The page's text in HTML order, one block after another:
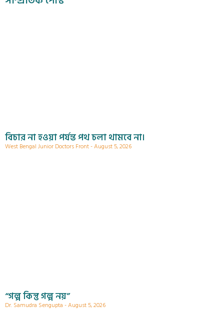
বিচার না হওয়া পর্যন্ত পথ চলা থামবে না।
West Bengal Junior Doctors Front August 5, 2026
“গল্প কিন্তু গল্প নয়”
Dr. Samudra Sengupta August 5, 2026